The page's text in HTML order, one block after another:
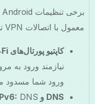
معمول با اتصالات VPN تداخل می‌کنند.
کاپتیو پورتال‌های Wi‑Fi:
ورود شما مسدود
DNS و IPv6: